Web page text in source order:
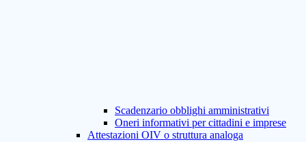
Scadenzario obblighi amministrativi
Oneri informativi per cittadini e imprese
Attestazioni OIV o struttura analoga